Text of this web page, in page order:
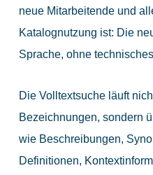
neue Mitarbeitende und
Katalognutzung ist: Die
Sprache, ohne
Die Volltextsuche läuft
Bezeichnungen, sondern
wie Beschreibungen,
Definitionen,